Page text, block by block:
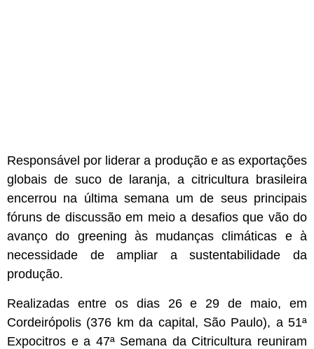
Responsável por liderar a produção e as exportações
globais de suco de laranja, a citricultura brasileira
encerrou na última semana um de seus principais
fóruns de discussão em meio a desafios que vão do
avanço do greening às mudanças climáticas e à
necessidade de ampliar a sustentabilidade da
produção.
Realizadas entre os dias 26 e 29 de maio, em
Cordeirópolis (376 km da capital, São Paulo), a 51ª
Expocitros e a 47ª Semana da Citricultura reuniram